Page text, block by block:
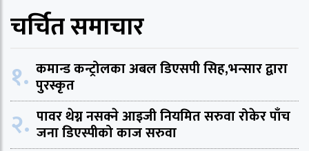
चर्चित समाचार
१. कमान्ड कन्ट्रोलका अबल डिएसपी सिह,भन्सार द्वारा
पुरस्कृत
२. पावर थेग्न नसक्ने आइजी नियमित सरुवा रोकेर पाँच
जना डिएस्पीको काज सरुवा